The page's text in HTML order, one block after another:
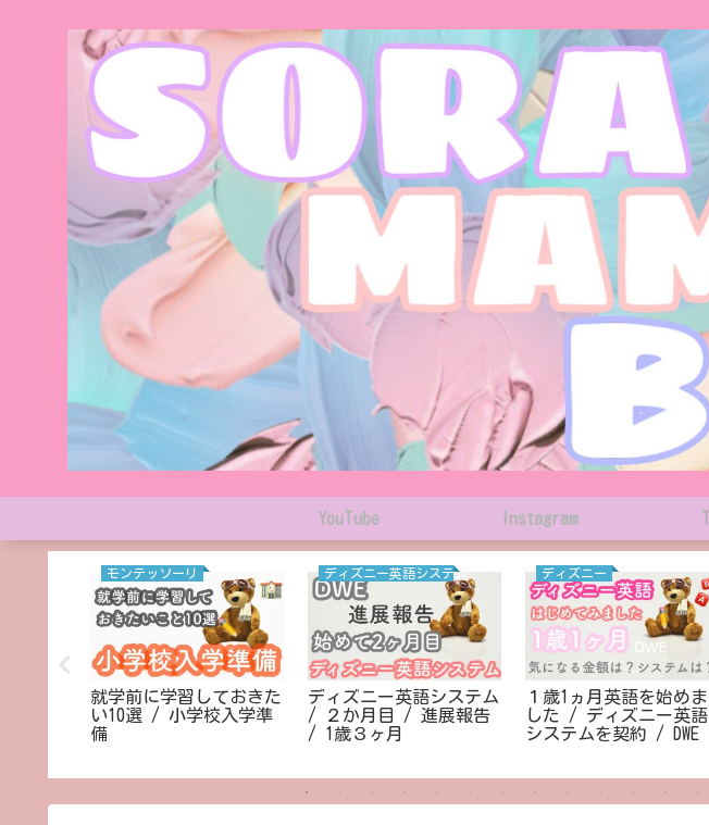
YouTube Instagram
モンテッソーリ
就学前に学習しておきた
い10選 / 小学校入学準
備
ディズニー英語システム
ディズニー英語システム
/ ２か月目 / 進展報告
/ 1歳３ヶ月
ディズニー
１歳1ヵ月英語を始めま
した / ディズニー英語
システムを契約 / DWE